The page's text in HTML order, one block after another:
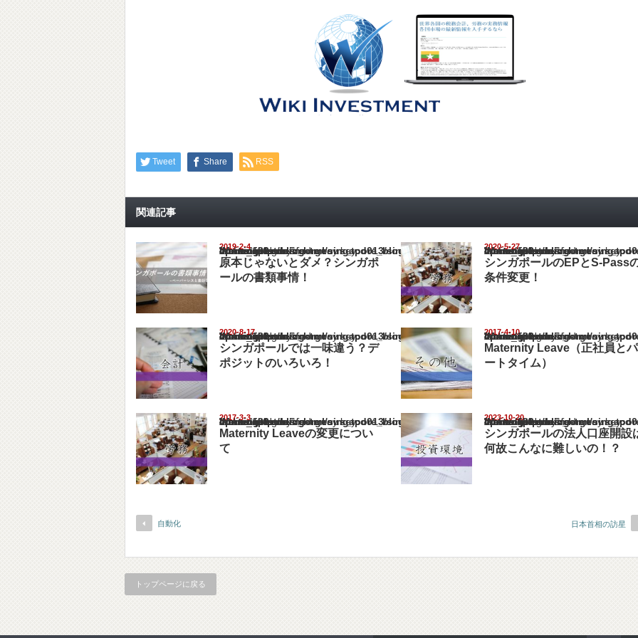
Tweet Share RSS
関連記事
2019-2-4
Warning
: Undefined array key "show_category" in
/home/netst/kuno-cpa.co.jp/public_html/singapore_blog/wp-content/themes/gorgeous_tcd013/single.php
on line183
原本じゃないとダメ？シンガポ
ールの書類事情！
2020-5-27
Warning
: Undefined array key "show_category" in
/home/netst/kuno-cpa.co.jp/public_html/singapore_blog/wp-content/
on line183
シンガポールのEPとS-Pass
条件変更！
2020-8-17
Warning
: Undefined array key "show_category" in
/home/netst/kuno-cpa.co.jp/public_html/singapore_blog/wp-content/themes/gorgeous_tcd013/single.php
on line183
シンガポールでは一味違う？デ
ポジットのいろいろ！
2017-4-10
Warning
: Undefined array key "show_category" in
/home/netst/kuno-cpa.co.jp/public_html/singapore_blog/wp-content/
on line183
Maternity Leave（正社員とパ
ートタイム）
2017-3-3
Warning
: Undefined array key "show_category" in
/home/netst/kuno-cpa.co.jp/public_html/singapore_blog/wp-content/themes/gorgeous_tcd013/single.php
on line183
Maternity Leaveの変更につい
て
2023-10-20
Warning
: Undefined array key "show_category" in
/home/netst/kuno-cpa.co.jp/public_html/singapore_blog/wp-content/
on line183
シンガポールの法人口座開設
何故こんなに難しいの！？
自動化 日本首相の訪星
トップページに戻る